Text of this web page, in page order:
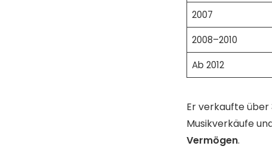
2007
2008–2010
Ab 2012
Er verkaufte
Musikverkäufe
Vermögen.